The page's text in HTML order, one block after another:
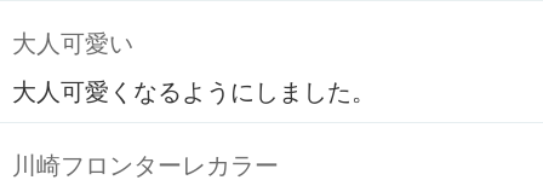
大人可愛い
大人可愛くなるようにしました。
川崎フロンターレカラー